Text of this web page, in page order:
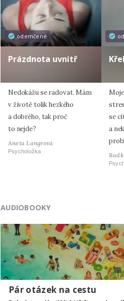
odemčené
Prázdnota uvnitř
Nedokážu se radovat. Mám
v životě tolik hezkého
a dobrého, tak proč
to nejde?
Aneta Langrová
Psycholožka
se
a
AUDIOBOOKY
Pár otázek na cestu